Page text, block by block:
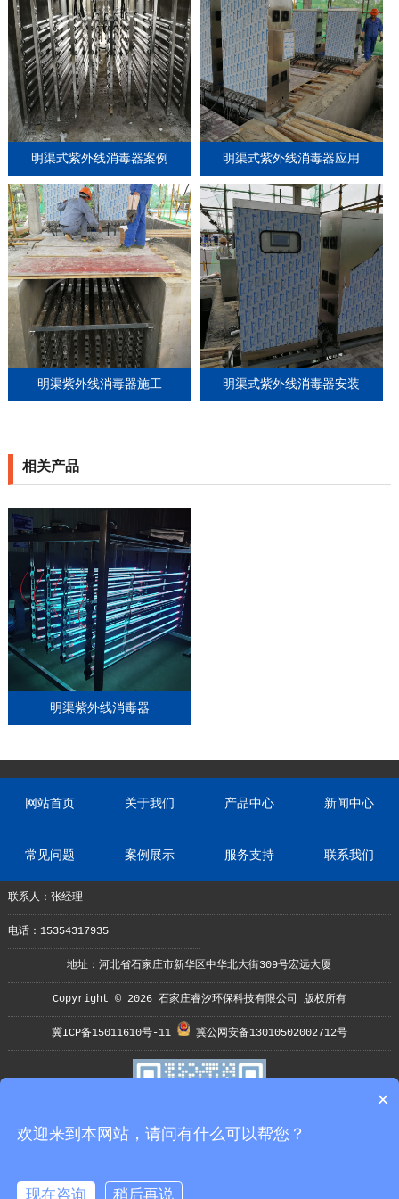
明渠式紫外线消毒器案例 明渠式紫外线消毒器应用
明渠紫外线消毒器施工 明渠式紫外线消毒器安装
相关产品
明渠紫外线消毒器
网站首页 关于我们 产品中心 新闻中心
常见问题 案例展示 服务支持 联系我们
联系人：张经理
电话：15354317935
地址：河北省石家庄市新华区中华北大街309号宏远大厦
Copyright © 2026 石家庄睿汐环保科技有限公司 版权所有
冀ICP备15011610号-11 冀公网安备13010502002712号
×
欢迎来到本网站，请问有什么可以帮您？
现在咨询 稍后再说